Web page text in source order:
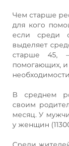
Чем старше
для кого
если среди
выделяет
старше 45,
помогающих,
В среднем
своим
месяц. У
у женщин